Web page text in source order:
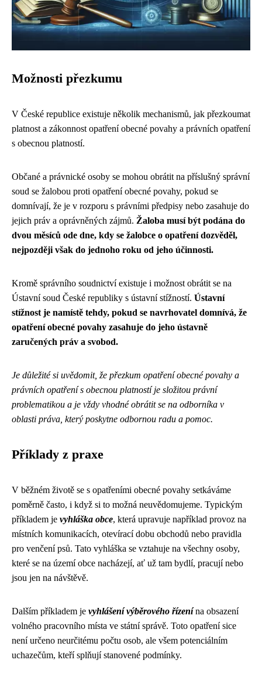
Možnosti přezkumu
V České republice existuje několik mechanismů, jak přezkoumat
platnost a zákonnost opatření obecné povahy a právních opatření
s obecnou platností.
Občané a právnické osoby se mohou obrátit na příslušný správní
soud se žalobou proti opatření obecné povahy, pokud se
domnívají, že je v rozporu s právními předpisy nebo zasahuje do
jejich práv a oprávněných zájmů. Žaloba musí být podána do
dvou měsíců ode dne, kdy se žalobce o opatření dozvěděl,
nejpozději však do jednoho roku od jeho účinnosti.
Kromě správního soudnictví existuje i možnost obrátit se na
Ústavní soud České republiky s ústavní stížností. Ústavní
stížnost je namístě tehdy, pokud se navrhovatel domnívá, že
opatření obecné povahy zasahuje do jeho ústavně
zaručených práv a svobod.
Je důležité si uvědomit, že přezkum opatření obecné povahy a
právních opatření s obecnou platností je složitou právní
problematikou a je vždy vhodné obrátit se na odborníka v
oblasti práva, který poskytne odbornou radu a pomoc.
Příklady z praxe
V běžném životě se s opatřeními obecné povahy setkáváme
poměrně často, i když si to možná neuvědomujeme. Typickým
příkladem je vyhláška obce, která upravuje například provoz na
místních komunikacích, otevírací dobu obchodů nebo pravidla
pro venčení psů. Tato vyhláška se vztahuje na všechny osoby,
které se na území obce nacházejí, ať už tam bydlí, pracují nebo
jsou jen na návštěvě.
Dalším příkladem je vyhlášení výběrového řízenína obsazení
volného pracovního místa ve státní správě. Toto opatření sice
není určeno neurčitému počtu osob, ale všem potenciálním
uchazečům, kteří splňují stanovené podmínky.